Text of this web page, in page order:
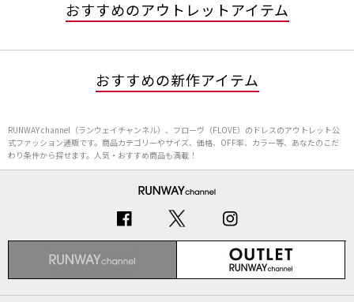
おすすめのアウトレットアイテム
おすすめの新作アイテム
RUNWAY channel（ランウェイチャンネル）、フローヴ（FLOVE）のドレスのアウトレット公
式ファッション通販です。商品カテゴリーやサイズ、価格、OFF率、カラー等、あなたのこだ
わり条件から探せます。人気・おすすめ商品も満載！